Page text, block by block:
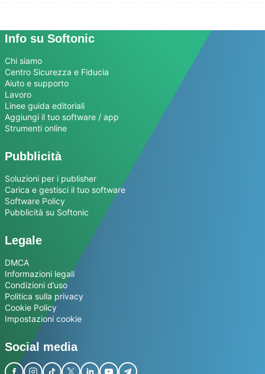
Info su Softonic
Chi siamo
Centro Sicurezza e Fiducia
Aiuto e supporto
Lavoro
Linee guida editoriali
Aggiungi il tuo software / app
Strumenti online
Pubblicità
Soluzioni per i publisher
Carica e gestisci il tuo software
Software Policy
Pubblicità su Softonic
Legale
DMCA
Informazioni legali
Condizioni d’uso
Politica sulla privacy
Cookie Policy
Impostazioni cookie
Social media